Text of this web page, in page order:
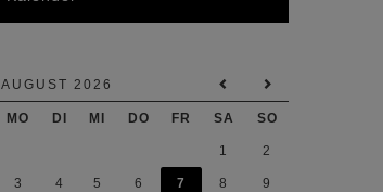
AUGUST 2026
MO DI MI DO FR SA SO
1 2
3 4 5 6 7 8 9